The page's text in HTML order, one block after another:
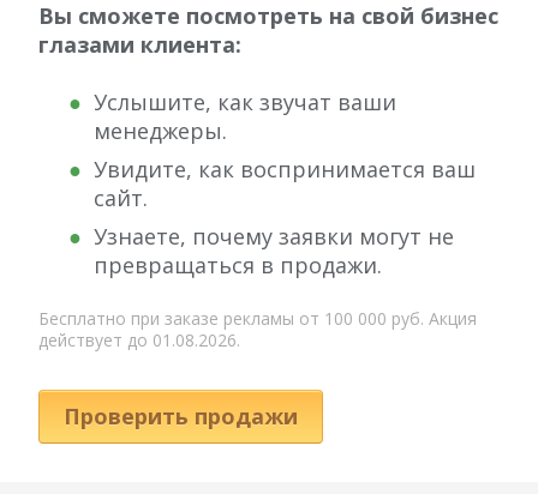
Вы сможете посмотреть на свой бизнес
глазами клиента:
Услышите, как звучат ваши
менеджеры.
Увидите, как воспринимается ваш
сайт.
Узнаете, почему заявки могут не
превращаться в продажи.
Бесплатно при заказе рекламы от 100 000 руб. Акция
действует до 01.08.2026.
Проверить продажи